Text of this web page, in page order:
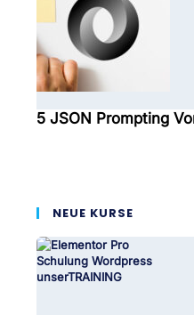
5 JSON Prompting
NEUE KURSE